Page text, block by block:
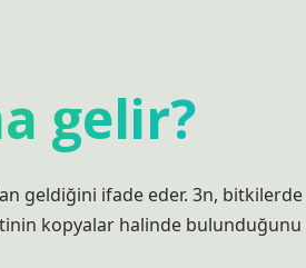
gelir?
geldiğini ifade eder. 3n, bitkilerde
kopyalar halinde bulunduğunu